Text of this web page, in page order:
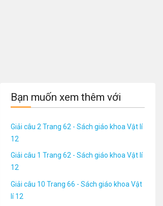
Bạn muốn xem thêm với
Giải câu 2 Trang 62 - Sách giáo khoa Vật lí
12
Giải câu 1 Trang 62 - Sách giáo khoa Vật lí
12
Giải câu 10 Trang 66 - Sách giáo khoa Vật
lí 12